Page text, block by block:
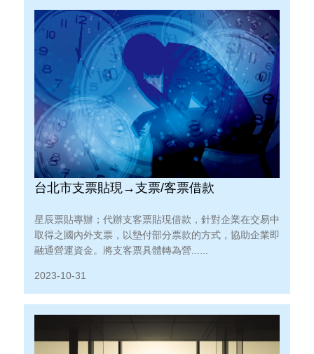
台北市支票貼現→支票/客票借款
星辰票貼專辦；代辦支客票貼現借款，針對企業在交易中
取得之國內外支票，以墊付部分票款的方式，協助企業即
融通營運資金。將支客票具體轉為營......
2023-10-31